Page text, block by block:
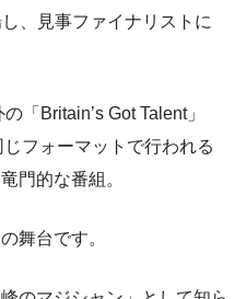
、見事ファイナリストに
「Britain’s Got Talent」
じフォーマットで行われる
門的な番組。
舞台です。